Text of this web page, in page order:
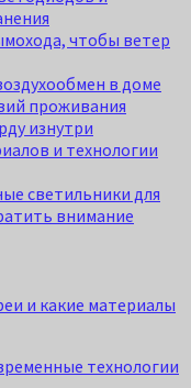
чтобы ветер
в доме
проживания
изнутри
и технологии
светильники для
внимание
и какие материалы
технологии